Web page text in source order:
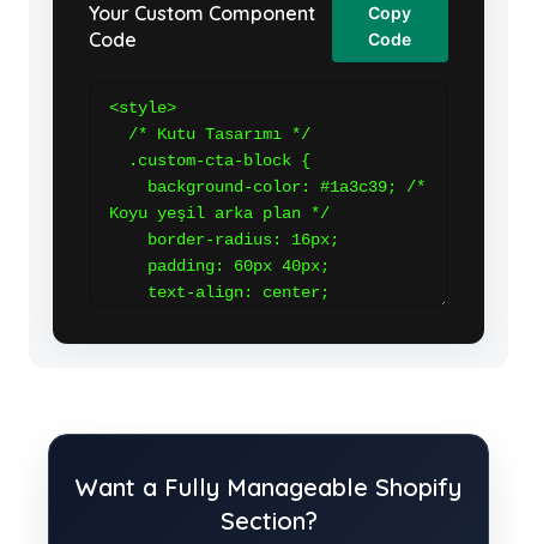
Your Custom Component
Code
Copy
Code
Want a Fully Manageable Shopify
Section?